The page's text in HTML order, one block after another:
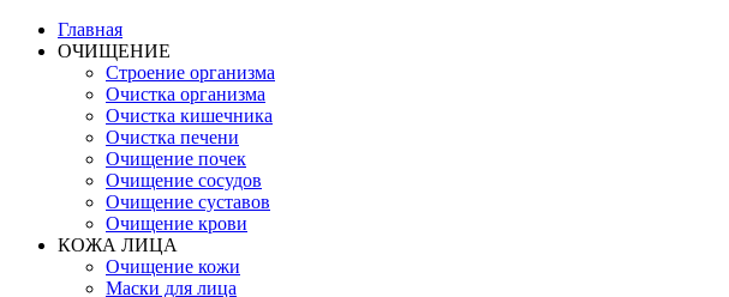
Главная
ОЧИЩЕНИЕ
Строение организма
Очистка организма
Очистка кишечника
Очистка печени
Очищение почек
Очищение сосудов
Очищение суставов
Очищение крови
КОЖА ЛИЦА
Очищение кожи
Маски для лица